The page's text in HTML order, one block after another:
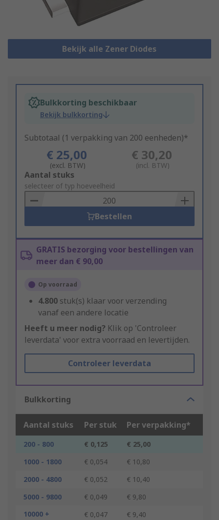
Bekijk alle Zener Diodes
Bulkkorting beschikbaar
Bekijk bulkkorting
Subtotaal (1 verpakking van 200 eenheden)*
€ 25,00
(excl. BTW)
€ 30,20
(incl. BTW)
Add
to
Basket
Aantal stuks
selecteer of typ hoeveelheid
Bestellen
GRATIS bezorging voor bestellingen van
meer dan € 90,00
Op voorraad
4.800 stuk(s) klaar voor verzending
vanaf een andere locatie
Heeft u meer nodig? Klik op 'Controleer
leverdata' voor extra voorraad en levertijden.
Controleer leverdata
Bulkkorting
Aantal stuks Per stuk Per verpakking*
200 - 800 € 0,125
€ 25,00
1000 - 1800
€ 0,054
€ 10,80
2000 - 4800
€ 0,052
€ 10,40
5000 - 9800
€ 0,049
€ 9,80
10000 +
€ 0,047 € 9,40